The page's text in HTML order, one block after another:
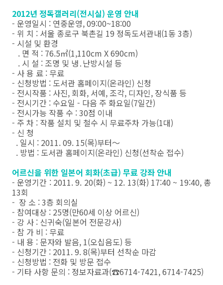
2012년 정독갤러리(전시실) 운영 안내
- 운영일시 : 연중운영, 09:00~18:00
- 위 치 : 서울 종로구 북촌길 19 정독도서관내(1동 3층)
- 시설 및 환경
. 면 적 : 76.5㎡(1,110cm X 690cm)
. 시 설 : 조명 및 냉․난방시설 등
- 사 용 료 : 무료
- 신청방법 : 도서관 홈페이지(온라인) 신청
- 전시작품 : 사진, 회화, 서예, 조각, 디자인, 장식품 등
- 전시기간 : 수요일 - 다음 주 화요일(7일간)
- 전시가능 작품 수 : 30점 이내
- 주 차 : 작품 설치 및 철수 시 무료주차 가능(1대)
- 신 청
. 일시 : 2011. 09. 15(목)부터～
. 방법 : 도서관 홈페이지(온라인) 신청(선착순 접수)
어르신을 위한 일본어 회화(초급) 무료 강좌 안내
- 운영기간 : 2011. 9. 20(화) ~ 12. 13(화) 17:40 ~ 19:40, 총
13회
- 장 소 : 3층 회의실
- 참여대상 : 25명(만60세 이상 어르신)
- 강 사 : 신귀숙(일본어 전문강사)
- 참 가 비 : 무료
- 내 용 : 문자와 발음, 1(오십음도) 등
- 신청기간 : 2011. 9. 8(목)부터 선착순 마감
- 신청방법 : 전화 및 방문 접수
- 기타 사항 문의 : 정보자료과(☎6714-7421, 6714-7425)